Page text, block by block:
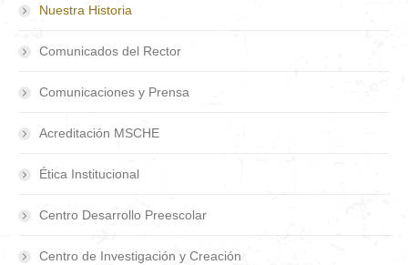
Nuestra Historia
Comunicados del Rector
Comunicaciones y Prensa
Acreditación MSCHE
Ética Institucional
Centro Desarrollo Preescolar
Centro de Investigación y Creación